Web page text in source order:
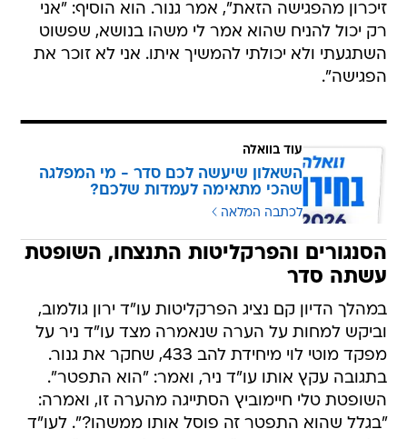
זיכרון מהפגישה הזאת", אמר גנור. הוא הוסיף: "אני
רק יכול להניח שהוא אמר לי משהו בנושא, שפשוט
השתגעתי ולא יכולתי להמשיך איתו. אני לא זוכר את
הפגישה".
עוד בוואלה
השאלון שיעשה לכם סדר - מי המפלגה
שהכי מתאימה לעמדות שלכם?
לכתבה המלאה
הסנגורים והפרקליטות התנצחו, השופטת
עשתה סדר
במהלך הדיון קם נציג הפרקליטות עו"ד ירון גולמוב,
וביקש למחות על הערה שנאמרה מצד עו"ד ניר על
מפקד מוטי לוי מיחידת להב 433, שחקר את גנור.
בתגובה עקץ אותו עו"ד ניר, ואמר: "הוא התפטר".
השופטת טלי חיימוביץ הסתייגה מהערה זו, ואמרה:
"בגלל שהוא התפטר זה פוסל אותו ממשהו?". לעו"ד